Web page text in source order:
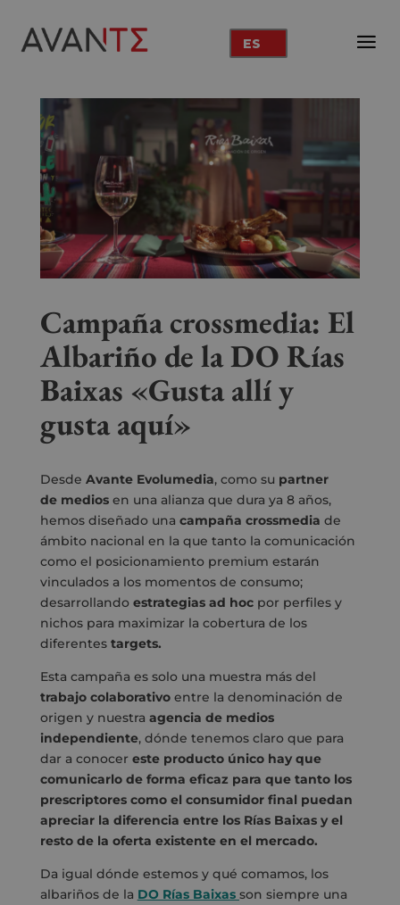
ES
Campaña crossmedia: El
Albariño de la DO Rías
Baixas «Gusta allí y
gusta aquí»
Desde Avante Evolumedia, como su partner
de medios en una alianza que dura ya 8 años,
hemos diseñado una campaña crossmedia de
ámbito nacional en la que tanto la comunicación
como el posicionamiento premium estarán
vinculados a los momentos de consumo;
desarrollando estrategias ad hocpor perfiles y
nichos para maximizar la cobertura de los
diferentes targets.
Esta campaña es solo una muestra más del
trabajo colaborativoentre la denominación de
origen y nuestra agencia de medios
independiente, dónde tenemos claro que para
dar a conocer este producto único hay que
comunicarlo de forma eficaz para que tanto los
prescriptores como el consumidor final puedan
apreciar la diferencia entre los Rías Baixas y el
resto de la oferta existente en el mercado.
Da igual dónde estemos y qué comamos, los
albariños de la DO Rías Baixas son siempre una